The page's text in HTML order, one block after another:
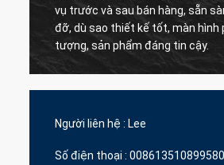
sau bán hàng, sẵn sàng giúp
thiết kế tốt, màn hình phẳng ấn
phẩm đáng tin cậy.
Người liên hệ : Lee
Số điện thoại : 008613510899580